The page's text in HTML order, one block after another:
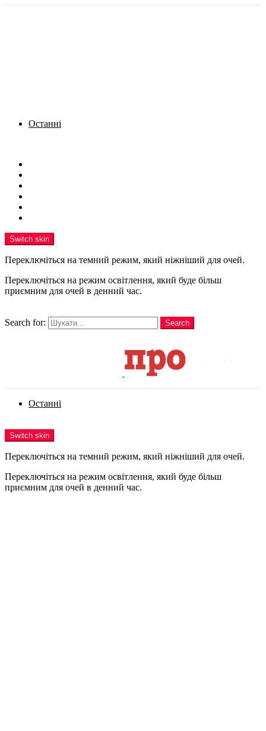
Останні
Switch skin
Переключіться на темний режим, який ніжніший для очей.
Переключіться на режим освітлення, який буде більш
приємним для очей в денний час.
Search for:
Search
Останні
Switch skin
Переключіться на темний режим, який ніжніший для очей.
Переключіться на режим освітлення, який буде більш
приємним для очей в денний час.